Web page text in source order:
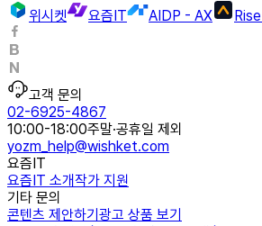
위시켓
요즘IT AIDP - AX
고객 문의
02-6925-4867
10:00-18:00주말·공휴일 제외
yozm_help@wishket.com
요즘IT
요즘IT 소개작가 지원
기타 문의
콘텐츠 제안하기광고 상품 보기